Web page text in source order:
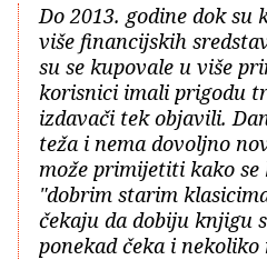
Do 2013. godine dok su
više financijskih
su se kupovale u više
korisnici imali prigodu
izdavači tek objavili.
teža i nema dovoljno
može primijetiti kako
"dobrim starim
čekaju da dobiju knjigu
ponekad čeka i nekoliko